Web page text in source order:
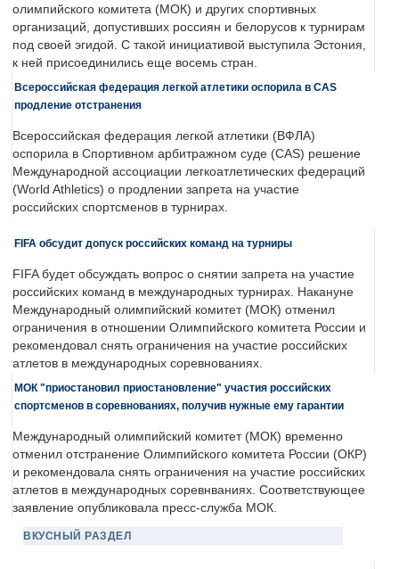
олимпийского комитета (МОК) и других спортивных
организаций, допустивших россиян и белорусов к турнирам
под своей эгидой. С такой инициативой выступила Эстония,
к ней присоединились еще восемь стран.
Всероссийская федерация легкой атлетики оспорила в CAS
продление отстранения
Всероссийская федерация легкой атлетики (ВФЛА)
оспорила в Спортивном арбитражном суде (CAS) решение
Международной ассоциации легкоатлетических федераций
(World Athletics) о продлении запрета на участие
российских спортсменов в турнирах.
FIFA обсудит допуск российских команд на турниры
FIFA будет обсуждать вопрос о снятии запрета на участие
российских команд в международных турнирах. Накануне
Международный олимпийский комитет (МОК) отменил
ограничения в отношении Олимпийского комитета России и
рекомендовал снять ограничения на участие российских
атлетов в международных соревнованиях.
МОК "приостановил приостановление" участия российских
спортсменов в соревнованиях, получив нужные ему гарантии
Международный олимпийский комитет (МОК) временно
отменил отстранение Олимпийского комитета России (ОКР)
и рекомендовала снять ограничения на участие российских
атлетов в международных соревнваниях. Соответствующее
заявление опубликовала пресс-служба МОК.
ВКУСНЫЙ РАЗДЕЛ